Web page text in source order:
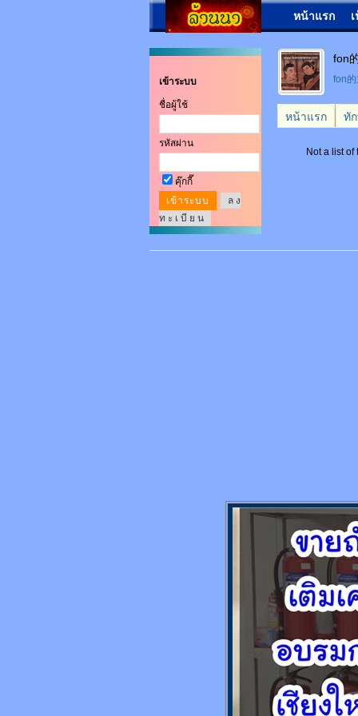
หน้าแรก
เข้าระบบ
ชื่อผู้ใช้
รหัสผ่าน
คุ๊กกี๊
ล ง
ท ะ เ บี ย น
fon
fon
หน้าแรก ทั
Not a list of